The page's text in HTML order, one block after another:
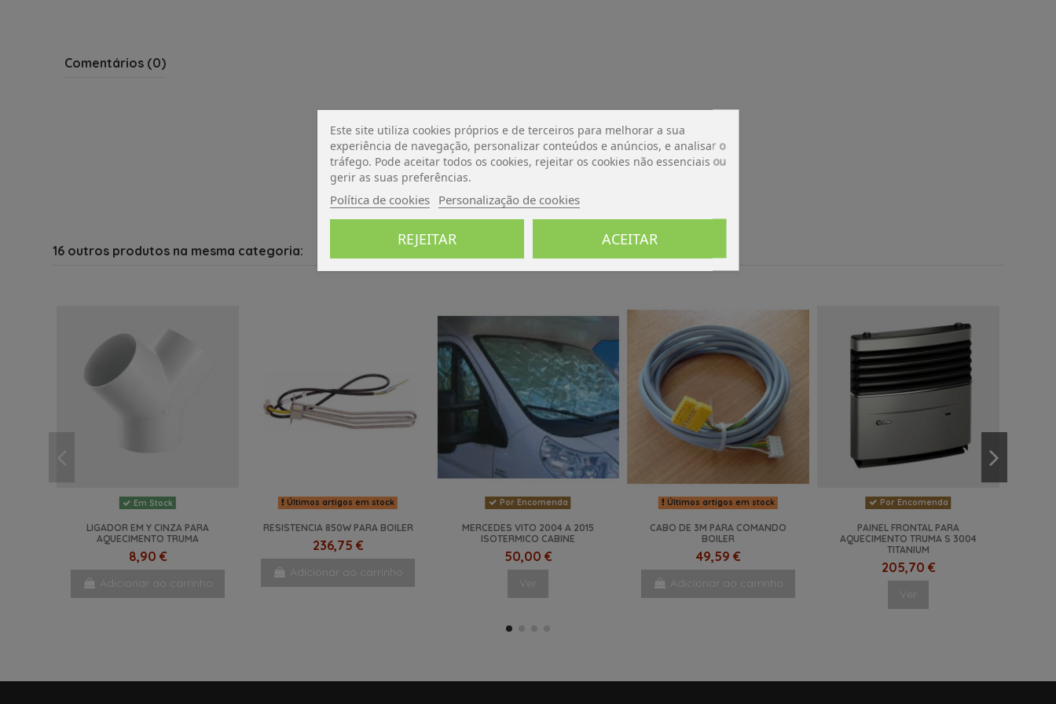
Comentários (0)
De momento, sem avaliações.
16 outros produtos na mesma categoria:
Em Stock
LIGADOR EM Y CINZA PARA
AQUECIMENTO TRUMA
8,90 €
Adicionar ao carrinho
Últimos artigos em stock
RESISTENCIA 850W PARA BOILER
236,75 €
Adicionar ao carrinho
Por Encomenda
MERCEDES VITO 2004 A 2015
ISOTERMICO CABINE
50,00 €
Ver
Últimos artigos em stock
CABO DE 3M PARA COMANDO
BOILER
49,59 €
Adicionar ao carrinho
Por Encomenda
PAINEL FRONTAL PARA
AQUECIMENTO TRUMA S 3004
TITANIUM
205,70 €
Ver
Este site utiliza cookies próprios e de terceiros para melhorar a sua
experiência de navegação, personalizar conteúdos e anúncios, e analisar o
tráfego. Pode aceitar todos os cookies, rejeitar os cookies não essenciais ou
gerir as suas preferências.
Política de cookies Personalização de cookies
REJEITAR ACEITAR